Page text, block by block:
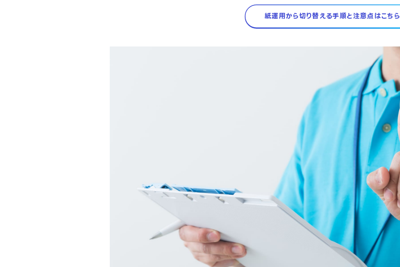
紙運用から切り替える手順と注意点はこちら